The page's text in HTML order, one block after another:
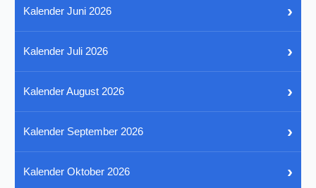
Kalender Juni 2026 ›
Kalender Juli 2026 ›
Kalender August 2026 ›
Kalender September 2026 ›
Kalender Oktober 2026 ›